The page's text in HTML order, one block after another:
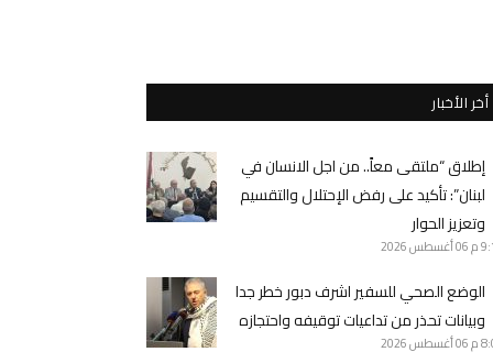
أخر الأخبار
إطلاق “ملتقى معاً.. من اجل الانسان في
لبنان”: تأكيد على رفض الإحتلال والتقسيم
وتعزيز الحوار
م 06 أغسطس 2026
الوضع الصحي للسفير اشرف دبور خطر جدا
وبيانات تحذر من تداعيات توقيفه واحتجازه
م 06 أغسطس 2026